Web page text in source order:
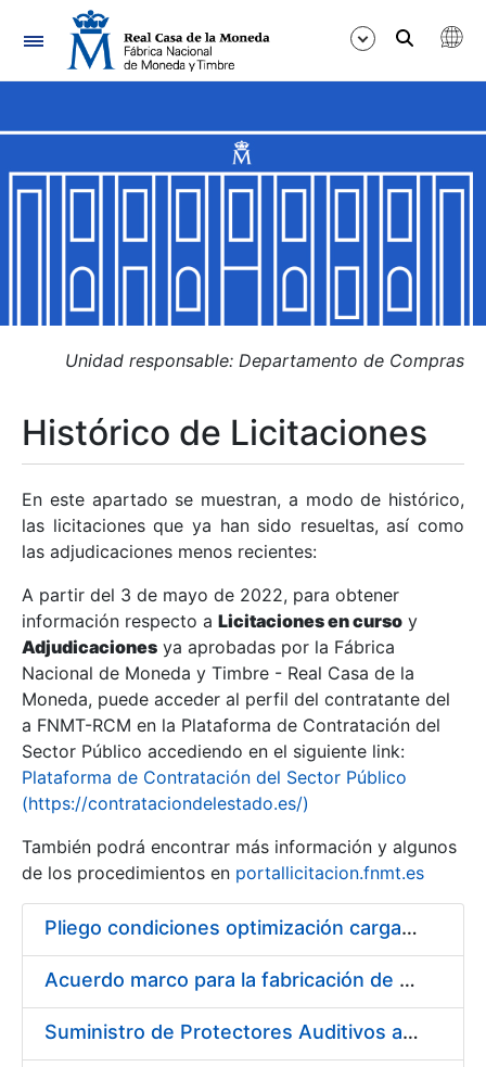
Navegación
Mostrar/Ocultar
Mostrar/Ocultar
Mostrar/Ocultar
Mostrar/Ocultar
Mostrar/Ocultar
Mostrar/Ocultar
Unidad responsable: Departamento de Compras
Histórico de Licitaciones
En este apartado se muestran, a modo de histórico,
las licitaciones que ya han sido resueltas, así como
las adjudicaciones menos recientes:
A partir del 3 de mayo de 2022, para obtener
información respecto a Licitaciones en curso y
Adjudicaciones ya aprobadas por la Fábrica
Nacional de Moneda y Timbre - Real Casa de la
Moneda, puede acceder al perfil del contratante del
a FNMT-RCM en la Plataforma de Contratación del
Sector Público accediendo en el siguiente link:
Plataforma de Contratación del Sector Público
(https://contrataciondelestado.es/)
También podrá encontrar más información y algunos
de los procedimientos en portallicitacion.fnmt.es
Pliego condiciones optimización cargas compras firmado
Acuerdo marco para la fabricación de piezas
Suministro de Protectores Auditivos a medida para las personas trabajadoras de los Centros de Trabajo de Madrid y Burgos